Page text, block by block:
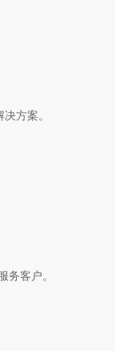
方案。
务客户。